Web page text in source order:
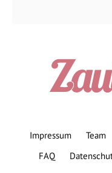
Impressum Team
FAQ